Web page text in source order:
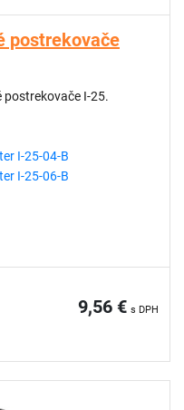
postrekovače
I-25.
I-25-04-B
I-25-06-B
9,56 € s DPH